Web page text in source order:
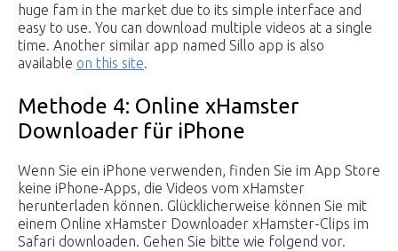
huge fam in the market due to its simple interface and
easy to use. You can download multiple videos at a single
time. Another similar app named Sillo app is also
available on this site.
Methode 4: Online xHamster
Downloader für iPhone
Wenn Sie ein iPhone verwenden, finden Sie im App Store
keine iPhone-Apps, die Videos vom xHamster
herunterladen können. Glücklicherweise können Sie mit
einem Online xHamster Downloader xHamster-Clips im
Safari downloaden. Gehen Sie bitte wie folgend vor.